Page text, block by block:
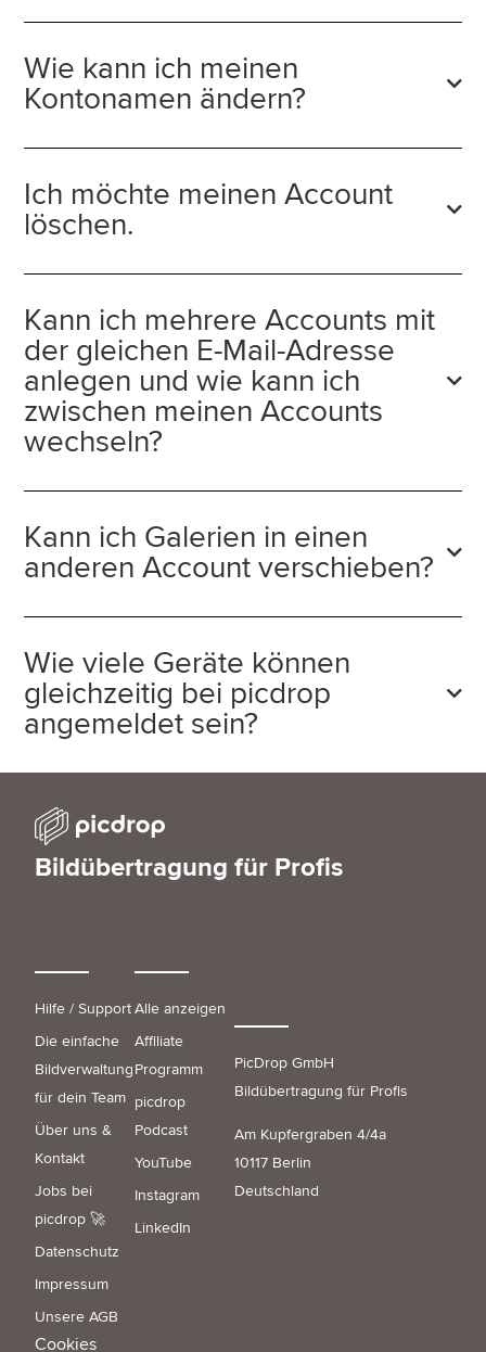
Wie kann ich meinen
Kontonamen ändern?
Ich möchte meinen Account
löschen.
Kann ich mehrere Accounts mit
der gleichen E-Mail-Adresse
anlegen und wie kann ich
zwischen meinen Accounts
wechseln?
Kann ich Galerien in einen
anderen Account verschieben?
Wie viele Geräte können
gleichzeitig bei picdrop
angemeldet sein?
Bildübertragung für Profis
PicDrop GmbH
Bildübertragung für Profis
Am Kupfergraben 4/4a
10117 Berlin
Deutschland
Hilfe / Support
Die einfache
Bildverwaltung
für dein Team
Über uns &
Kontakt
Jobs bei
picdrop 🚀
Datenschutz
Impressum
Unsere AGB
Cookies
Alle anzeigen
Affiliate
Programm
picdrop
Podcast
YouTube
Instagram
LinkedIn